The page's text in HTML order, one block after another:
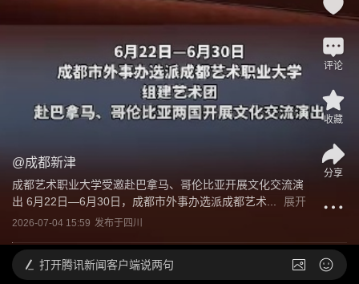
@成都新津
成都艺术职业大学受邀赴巴拿马、哥伦比亚开展文化交流演
出 6月22日—6月30日，成都市外事办选派成都艺术...
展开
2026-07-04 15:59 发布于四川
评论
收藏
分享
打开腾讯新闻客户端说两句